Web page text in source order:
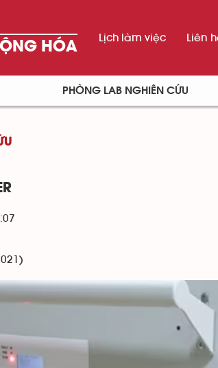
HÓA
Lịch làm việc Liên
PHÒNG LAB NGHIÊN CỨU